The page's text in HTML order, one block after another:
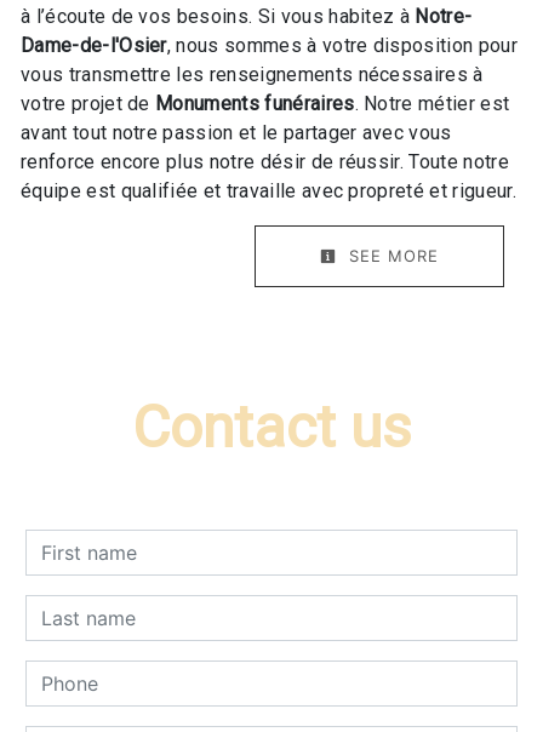
à l’écoute de vos besoins. Si vous habitez à Notre-
Dame-de-l'Osier, nous sommes à votre disposition pour
vous transmettre les renseignements nécessaires à
votre projet de Monuments funéraires. Notre métier est
avant tout notre passion et le partager avec vous
renforce encore plus notre désir de réussir. Toute notre
équipe est qualifiée et travaille avec propreté et rigueur.
SEE MORE
Contact us